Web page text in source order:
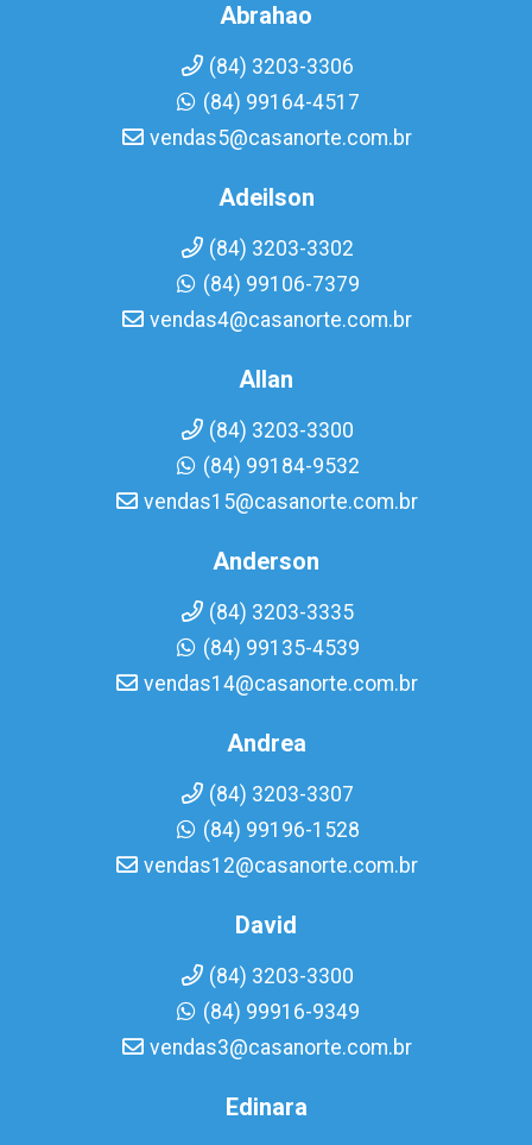
Abrahao
(84) 3203-3306
(84) 99164-4517
vendas5@casanorte.com.br
Adeilson
(84) 3203-3302
(84) 99106-7379
vendas4@casanorte.com.br
Allan
(84) 3203-3300
(84) 99184-9532
vendas15@casanorte.com.br
Anderson
(84) 3203-3335
(84) 99135-4539
vendas14@casanorte.com.br
Andrea
(84) 3203-3307
(84) 99196-1528
vendas12@casanorte.com.br
David
(84) 3203-3300
(84) 99916-9349
vendas3@casanorte.com.br
Edinara